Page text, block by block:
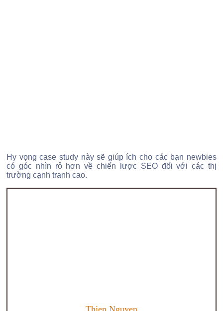
Hy vọng case study này sẽ giúp ích cho các bạn newbies
có góc nhìn rỏ hơn về chiến lược SEO đối với các thị
trường cạnh tranh cao.
Thien Nguyen